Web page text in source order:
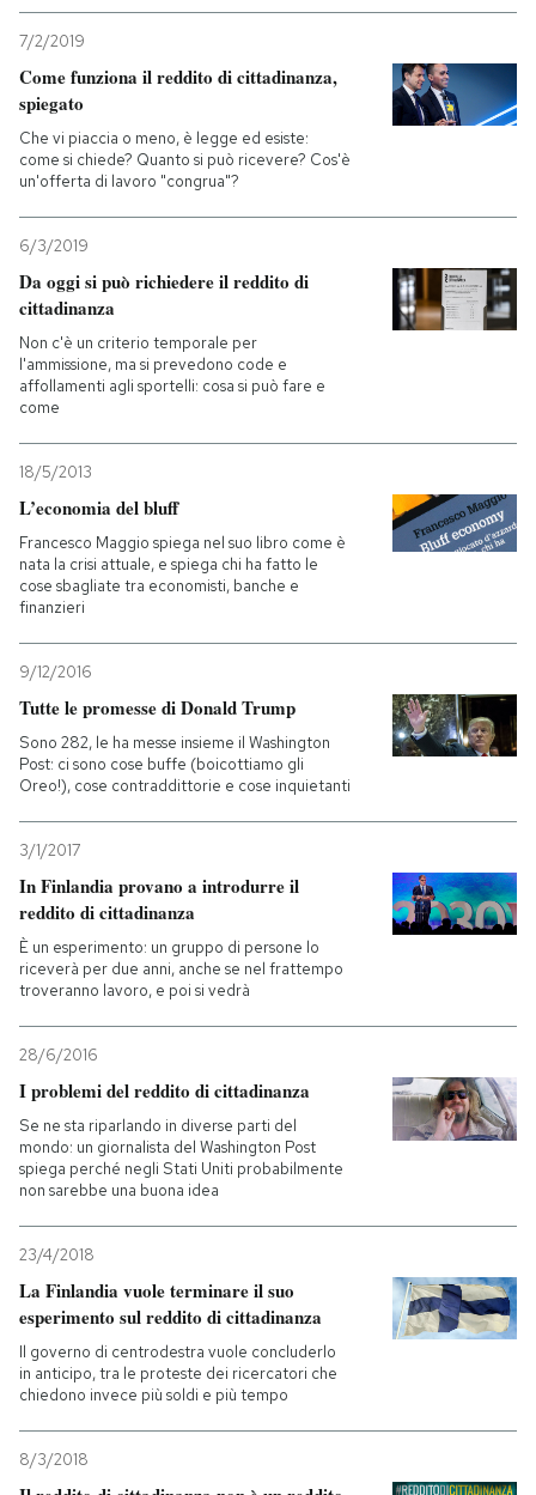
7/2/2019
Come funziona il reddito di cittadinanza,
spiegato
Che vi piaccia o meno, è legge ed esiste:
come si chiede? Quanto si può ricevere? Cos'è
un'offerta di lavoro "congrua"?
6/3/2019
Da oggi si può richiedere il reddito di
cittadinanza
Non c'è un criterio temporale per
l'ammissione, ma si prevedono code e
affollamenti agli sportelli: cosa si può fare e
come
18/5/2013
L’economia del bluff
Francesco Maggio spiega nel suo libro come è
nata la crisi attuale, e spiega chi ha fatto le
cose sbagliate tra economisti, banche e
finanzieri
9/12/2016
Tutte le promesse di Donald Trump
Sono 282, le ha messe insieme il Washington
Post: ci sono cose buffe (boicottiamo gli
Oreo!), cose contraddittorie e cose inquietanti
3/1/2017
In Finlandia provano a introdurre il
reddito di cittadinanza
È un esperimento: un gruppo di persone lo
riceverà per due anni, anche se nel frattempo
troveranno lavoro, e poi si vedrà
28/6/2016
I problemi del reddito di cittadinanza
Se ne sta riparlando in diverse parti del
mondo: un giornalista del Washington Post
spiega perché negli Stati Uniti probabilmente
non sarebbe una buona idea
23/4/2018
La Finlandia vuole terminare il suo
esperimento sul reddito di cittadinanza
Il governo di centrodestra vuole concluderlo
in anticipo, tra le proteste dei ricercatori che
chiedono invece più soldi e più tempo
8/3/2018